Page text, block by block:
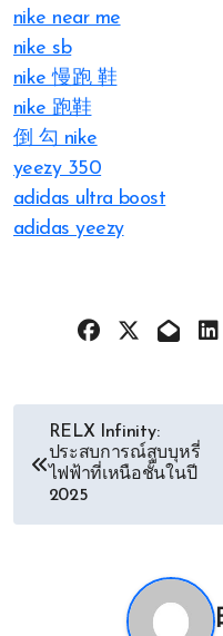
nike near me
nike sb
nike 慢跑 鞋
nike 跑鞋
倒 勾 nike
yeezy 350
adidas ultra boost
adidas yeezy
章
导
RELX Infinity:
ประสบการณ์สูบบุหรี่
ไฟฟ้าที่เหนือชั้นในปี
2025